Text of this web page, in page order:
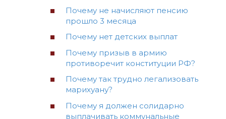
Почему не начисляют пенсию
прошло 3 месяца
Почему нет детских выплат
Почему призыв в армию
противоречит конституции РФ?
Почему так трудно легализовать
марихуану?
Почему я должен солидарно
выплачивать коммунальные